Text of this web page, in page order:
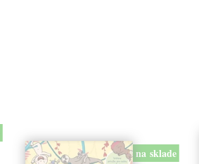
na sklade